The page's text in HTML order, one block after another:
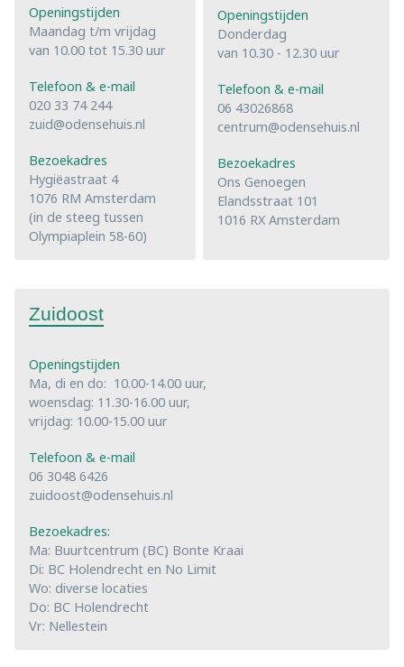
Openingstijden
Maandag t/m vrijdag
van 10.00 tot 15.30 uur
Telefoon & e-mail
020 33 74 244
zuid@odensehuis.nl
Bezoekadres
Hygiëastraat 4
1076 RM Amsterdam
(in de steeg tussen
Olympiaplein 58-60)
Openingstijden
Donderdag
van 10.30 - 12.30 uur
Telefoon & e-mail
06 43026868
centrum@odensehuis.nl
Bezoekadres
Ons Genoegen
Elandsstraat 101
1016 RX Amsterdam
Zuidoost
Openingstijden
Ma, di en do: 10.00-14.00 uur,
woensdag: 11.30-16.00 uur,
vrijdag: 10.00-15.00 uur
Telefoon & e-mail
06 3048 6426
zuidoost@odensehuis.nl
Bezoekadres:
Ma: Buurtcentrum (BC) Bonte Kraai
Di: BC Holendrecht en No Limit
Wo: diverse locaties
Do: BC Holendrecht
Vr: Nellestein